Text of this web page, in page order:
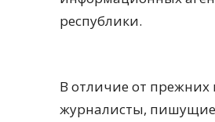
республики.
В отличие от прежних
журналисты, пишущие